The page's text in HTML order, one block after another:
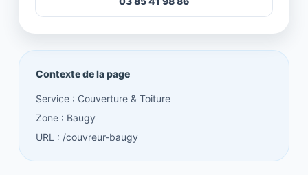
Contexte de la page
Service : Couverture & Toiture
Zone : Baugy
URL : /couvreur-baugy